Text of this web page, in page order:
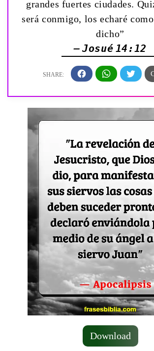
grandes fuertes ciudades.
será conmigo, los echaré
dicho”
— Josué 14:12
Download